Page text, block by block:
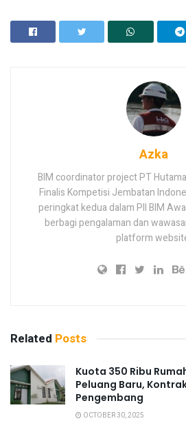
Azka
BIM coordinator project PT
Finalis Kompetisi Jembatan
peringkat kedua dalam PII BIM
berbagi pengalaman dan
platform
Related Posts
Kuota 350 Ribu
Peluang Baru,
Pengembang
OCTOBER 30, 2025